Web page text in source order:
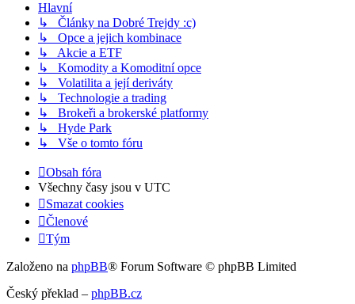
Hlavní
↳ Články na Dobré Trejdy :c)
↳ Opce a jejich kombinace
↳ Akcie a ETF
↳ Komodity a Komoditní opce
↳ Volatilita a její deriváty
↳ Technologie a trading
↳ Brokeři a brokerské platformy
↳ Hyde Park
↳ Vše o tomto fóru
Obsah fóra
Všechny časy jsou v UTC
Smazat cookies
Členové
Tým
Založeno na phpBB® Forum Software © phpBB Limited
Český překlad – phpBB.cz